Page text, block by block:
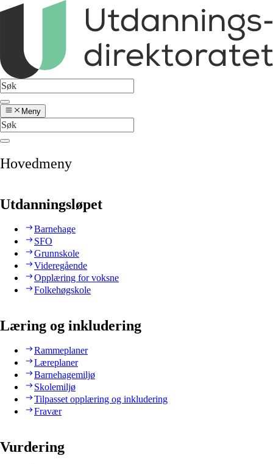
Meny
Hovedmeny
Utdanningsløpet
Barnehage
SFO
Grunnskole
Videregående
Opplæring for voksne
Folkehøgskole
Læring og inkludering
Rammeplaner
Læreplaner
Barnehagemiljø
Skolemiljø
Tilpasset opplæring og inkludering
Fravær
Vurdering